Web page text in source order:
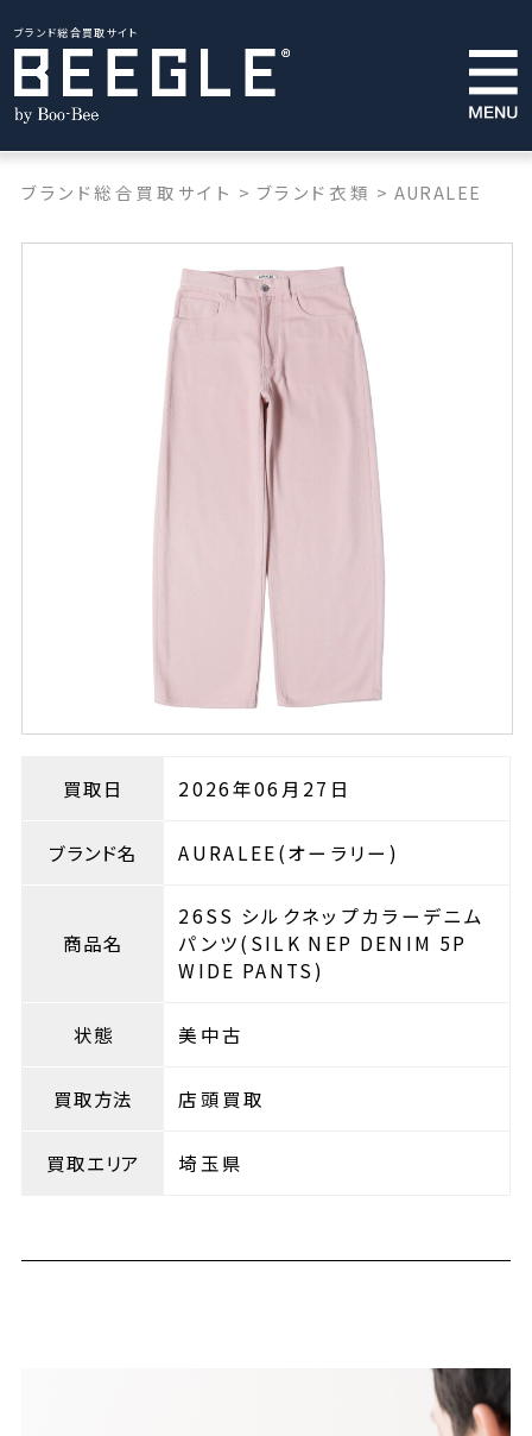
ブランド総合買取サイト
ブランド総合買取サイト > ブランド衣類 > AURALEE
買取日 2026年06月27日
ブランド名 AURALEE(オーラリー)
商品名
26SS シルクネップカラーデニム
パンツ(SILK NEP DENIM 5P
WIDE PANTS)
状態 美中古
買取方法 店頭買取
買取エリア 埼玉県